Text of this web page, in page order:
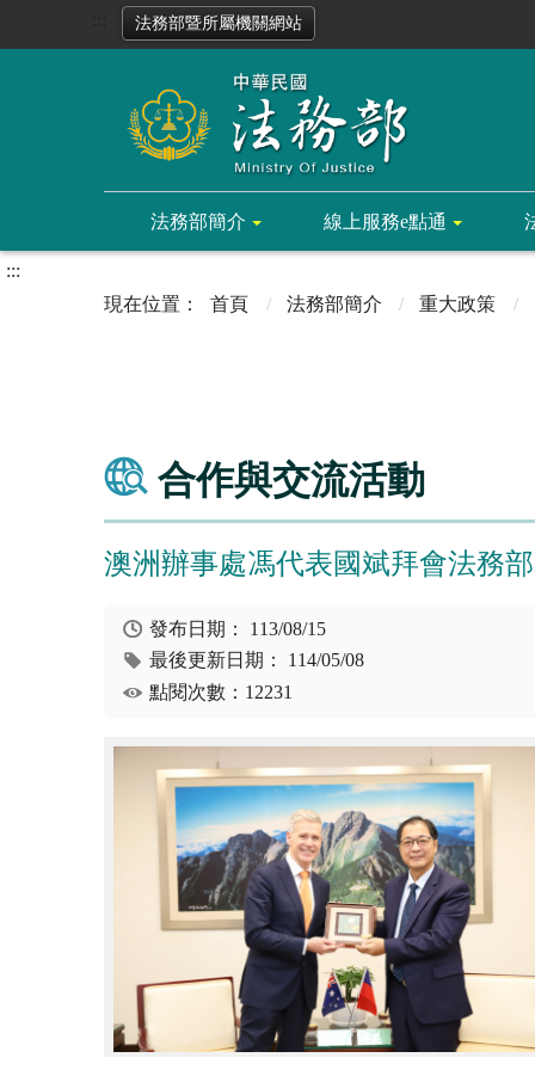
法務部暨所屬機關網站
法務部簡介 線上服務e點通
:::
首頁
法務部簡介 重大政策
合作與交流活動
澳洲辦事處馮代表國斌拜會法務
發布日期： 113/08/15
最後更新日期： 114/05/08
點閱次數：12231